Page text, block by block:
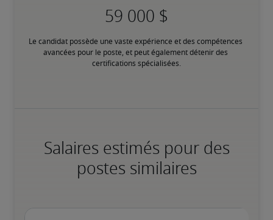
Le candidat possède une vaste expérience et des compétences
avancées pour le poste, et peut également détenir des
certifications spécialisées.
Salaires estimés pour des
postes similaires